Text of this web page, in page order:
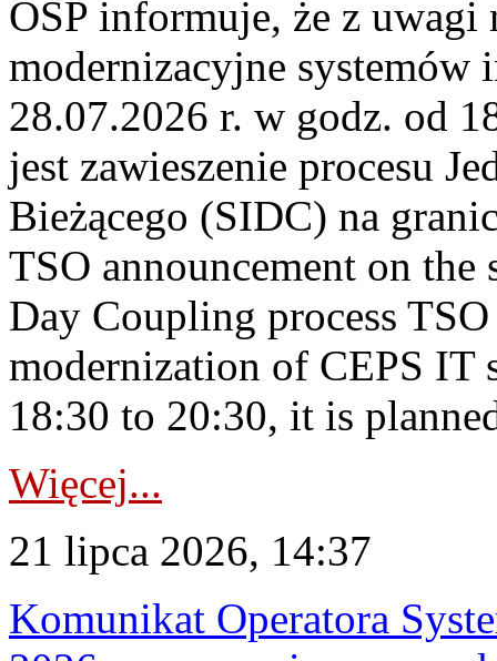
OSP informuje, że z uwagi
modernizacyjne
28.07.2026 r. w godz. od
jest zawieszenie procesu
Bieżącego (SIDC) na
TSO announcement on
Day Coupling process
modernization of CEPS IT
18:30 to 20:30, it is
Więcej...
21 lipca 2026, 14:37
Komunikat Operatora